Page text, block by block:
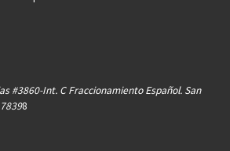
#3860-Int. C Fraccionamiento Español. San
8